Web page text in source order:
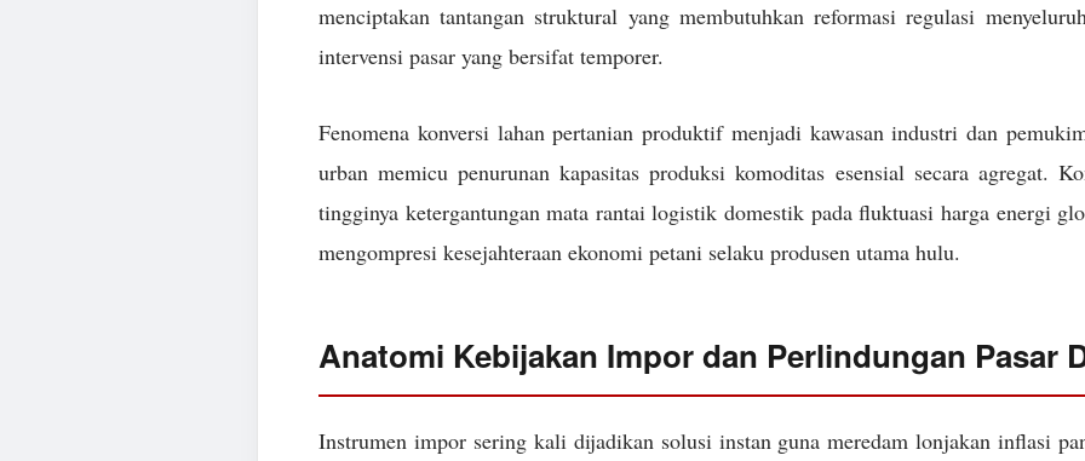
menciptakan tantangan struktural yang membutuhkan reformasi regulasi
intervensi pasar yang bersifat temporer.
Fenomena konversi lahan pertanian produktif menjadi kawasan industri dan
urban memicu penurunan kapasitas produksi komoditas esensial secara agregat.
tingginya ketergantungan mata rantai logistik domestik pada fluktuasi harga energi
mengompresi kesejahteraan ekonomi petani selaku produsen utama hulu.
Anatomi Kebijakan Impor dan Perlindungan Pasar
Instrumen impor sering kali dijadikan solusi instan guna meredam lonjakan inflasi